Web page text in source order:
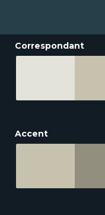
Correspondant
Accent